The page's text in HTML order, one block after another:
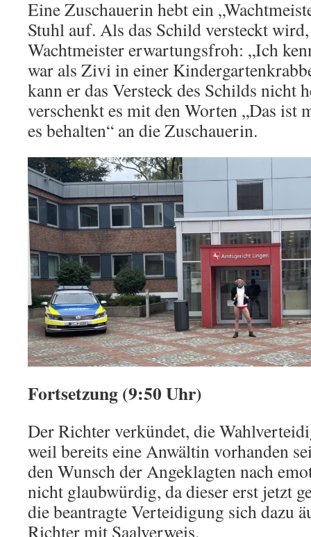
Eine Zuschauerin hebt ein
Stuhl auf. Als das Schild versteckt
Wachtmeister erwartungsfroh: „Ich
war als Zivi in einer
kann er das Versteck des Schilds nicht
verschenkt es mit den Worten „Das ist
es behalten“ an die Zuschauerin.
Fortsetzung (9:50 Uhr)
Der Richter verkündet, die
weil bereits eine Anwältin vorhanden
den Wunsch der Angeklagten nach
nicht glaubwürdig, da dieser erst jetzt
die beantragte Verteidigung sich dazu
Richter mit Saalverweis.